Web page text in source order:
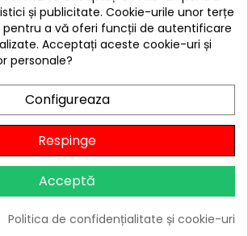
din otel inoxidabil cu sistem de
maner Enders 8782
50,00 lei
și publicitate. Cookie-urile unor terțe
a vă oferi funcții de autentificare
Acceptați aceste cookie-uri și
personale?
Configureaza
Respinge
Acceptă
Politica de confidențialitate și cookie-uri